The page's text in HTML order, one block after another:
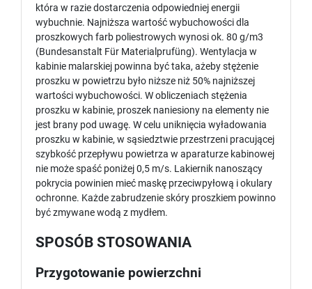
która w razie dostarczenia odpowiedniej energii
wybuchnie. Najniższa wartość wybuchowości dla
proszkowych farb poliestrowych wynosi ok. 80 g/m3
(Bundesanstalt Für Materialprufüng). Wentylacja w
kabinie malarskiej powinna być taka, ażeby stężenie
proszku w powietrzu było niższe niż 50% najniższej
wartości wybuchowości. W obliczeniach stężenia
proszku w kabinie, proszek naniesiony na elementy nie
jest brany pod uwagę. W celu uniknięcia wyładowania
proszku w kabinie, w sąsiedztwie przestrzeni pracującej
szybkość przepływu powietrza w aparaturze kabinowej
nie może spaść poniżej 0,5 m/s. Lakiernik nanoszący
pokrycia powinien mieć maskę przeciwpyłową i okulary
ochronne. Każde zabrudzenie skóry proszkiem powinno
być zmywane wodą z mydłem.
SPOSÓB STOSOWANIA
Przygotowanie powierzchni